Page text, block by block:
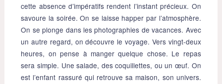
cette absence d’impératifs rendent l’instant précieux. On
savoure la soirée. On se laisse happer par l’atmosphère.
On se plonge dans les photographies de vacances. Avec
un autre regard, on découvre le voyage. Vers vingt-deux
heures, on pense à manger quelque chose. Le repas
sera simple. Une salade, des coquillettes, ou un œuf. On
est l’enfant rassuré qui retrouve sa maison, son univers.